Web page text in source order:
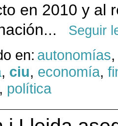
en 2010 y al
Seguir
en: autonomías,
, ciu, economía,
, política